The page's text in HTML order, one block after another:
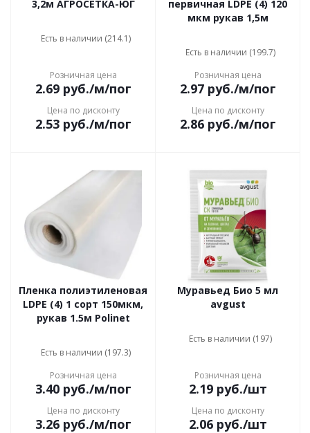
3,2м АГРОСЕТКА-ЮГ
Есть в наличии (214.1)
Розничная цена
2.69руб./м/пог
Цена по дисконту
2.53руб./м/пог
первичная LDPE (4) 120
мкм рукав 1,5м
Есть в наличии (199.7)
Розничная цена
2.97руб./м/пог
Цена по дисконту
2.86руб./м/пог
Пленка полиэтиленовая
LDPE (4) 1 сорт 150мкм,
рукав 1.5м Polinet
Есть в наличии (197.3)
Розничная цена
3.40руб./м/пог
Цена по дисконту
3.26руб./м/пог
Муравьед Био 5 мл
avgust
Есть в наличии (197)
Розничная цена
2.19руб./шт
Цена по дисконту
2.06руб./шт